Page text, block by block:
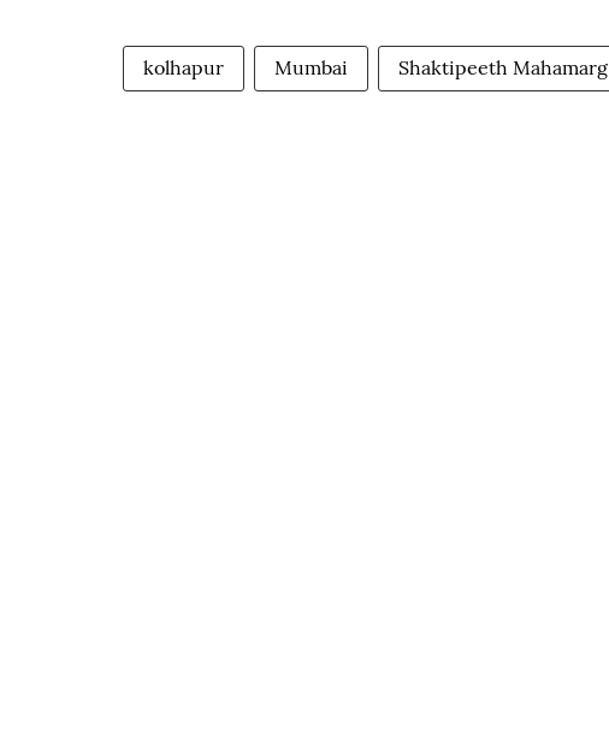
kolhapur Mumbai Shaktipeeth Mahamarg